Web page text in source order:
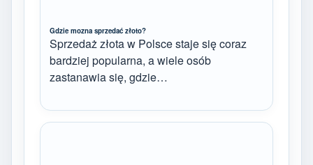
Gdzie mozna sprzedać złoto?
Sprzedaż złota w Polsce staje się coraz
bardziej popularna, a wiele osób
zastanawia się, gdzie…